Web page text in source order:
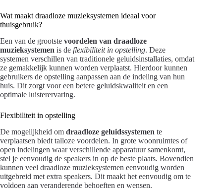
Wat maakt draadloze muzieksystemen ideaal voor
thuisgebruik?
Een van de grootste voordelen van draadloze
muzieksystemen is de flexibiliteit in opstelling. Deze
systemen verschillen van traditionele geluidsinstallaties, omdat
ze gemakkelijk kunnen worden verplaatst. Hierdoor kunnen
gebruikers de opstelling aanpassen aan de indeling van hun
huis. Dit zorgt voor een betere geluidskwaliteit en een
optimale luisterervaring.
Flexibiliteit in opstelling
De mogelijkheid om draadloze geluidssystemen te
verplaatsen biedt talloze voordelen. In grote woonruimtes of
open indelingen waar verschillende apparatuur samenkomt,
stel je eenvoudig de speakers in op de beste plaats. Bovendien
kunnen veel draadloze muzieksystemen eenvoudig worden
uitgebreid met extra speakers. Dit maakt het eenvoudig om te
voldoen aan veranderende behoeften en wensen.